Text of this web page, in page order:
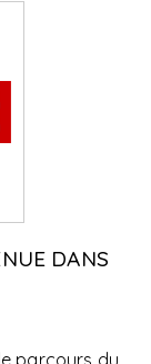
DANS
parcours du